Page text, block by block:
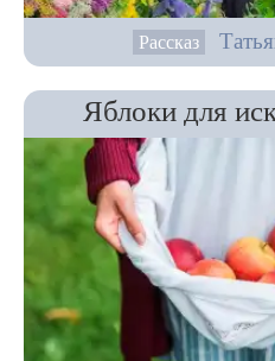
Рассказ
Яблоки для